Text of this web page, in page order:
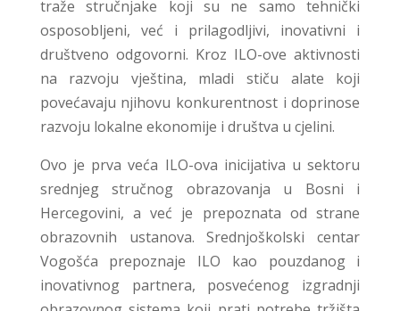
traže stručnjake koji su ne samo tehnički
osposobljeni, već i prilagodljivi, inovativni i
društveno odgovorni. Kroz ILO-ove aktivnosti
na razvoju vještina, mladi stiču alate koji
povećavaju njihovu konkurentnost i doprinose
razvoju lokalne ekonomije i društva u cjelini.
Ovo je prva veća ILO-ova inicijativa u sektoru
srednjeg stručnog obrazovanja u Bosni i
Hercegovini, a već je prepoznata od strane
obrazovnih ustanova. Srednjoškolski centar
Vogošća prepoznaje ILO kao pouzdanog i
inovativnog partnera, posvećenog izgradnji